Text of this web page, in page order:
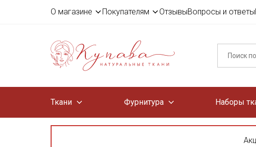
О магазине Покупателям ОтзывыВопросы и ответы
Ткани Фурнитура Наборы